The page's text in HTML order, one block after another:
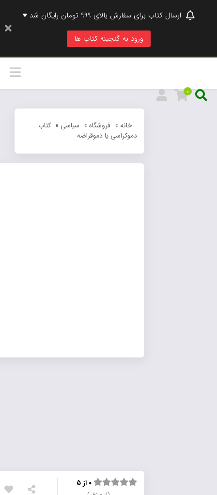
ارسال کتاب برای سفارش بالای 999 تومان رایگان شد ♥
ورود به گنجینه کتاب ها
فروشگاه » سیاسی » کتاب
دموکراسی یا دموقراضه
۰ از ۵